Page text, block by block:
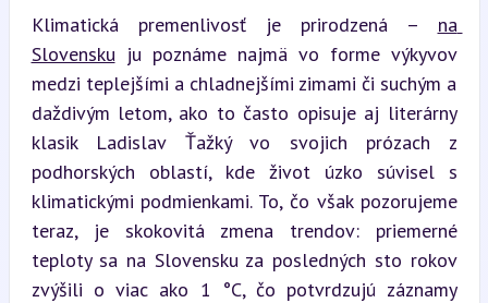
Klimatická premenlivosť je prirodzená – na
Slovensku ju poznáme najmä vo forme výkyvov
medzi teplejšími a chladnejšími zimami či suchým a
daždivým letom, ako to často opisuje aj literárny
klasik Ladislav Ťažký vo svojich prózach z
podhorských oblastí, kde život úzko súvisel s
klimatickými podmienkami. To, čo však pozorujeme
teraz, je skokovitá zmena trendov: priemerné
teploty sa na Slovensku za posledných sto rokov
zvýšili o viac ako 1 °C, čo potvrdzujú záznamy